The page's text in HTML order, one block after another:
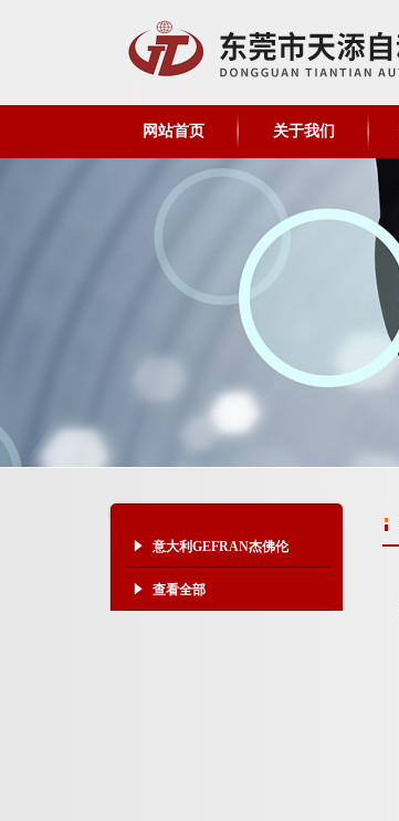
网站首页 关于我们
意大利GEFRAN杰佛伦
查看全部